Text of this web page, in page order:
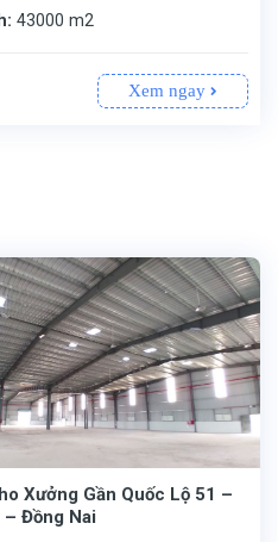
43000 m2
Xem ngay
Xưởng Gần Quốc Lộ 51 –
Đồng Nai